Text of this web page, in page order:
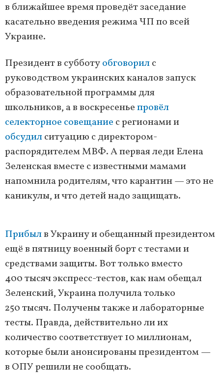
в ближайшее время проведёт заседание
касательно введения режима ЧП по всей
Украине.
Президент в субботуобговорилс
руководством украинских каналов запуск
образовательной программы для
школьников, а в воскресеньепровёл
селекторное совещание с регионами и
обсудилситуацию с директором-
распорядителем МВФ. А первая леди Елена
Зеленская вместе с известными мамами
напомнила родителям, что карантин — это не
каникулы, и что детей надо защищать.
Прибылв Украину и обещанный президентом
ещё в пятницу военный борт с тестами и
средствами защиты. Вот только вместо
400 тысяч экспресс-тестов, как нам обещал
Зеленский, Украина получила только
250 тысяч. Получены также и лабораторные
тесты. Правда, действительно ли их
количество соответствует 10 миллионам,
которые были анонсированы президентом —
в ОПУ решили не сообщать.